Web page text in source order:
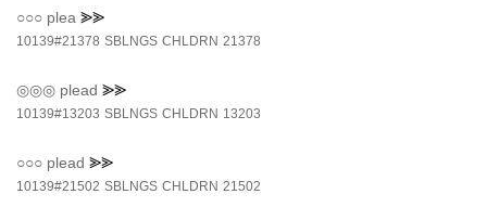
○○○ plea ⪢⪢
10139#21378 SBLNGS CHLDRN 21378
◎◎◎ plead ⪢⪢
10139#13203 SBLNGS CHLDRN 13203
○○○ plead ⪢⪢
10139#21502 SBLNGS CHLDRN 21502